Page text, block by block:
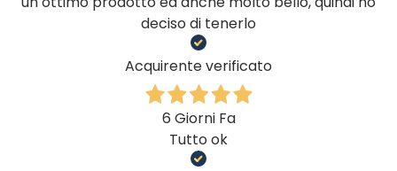
deciso di tenerlo
Acquirente verificato
6 Giorni Fa
Tutto ok